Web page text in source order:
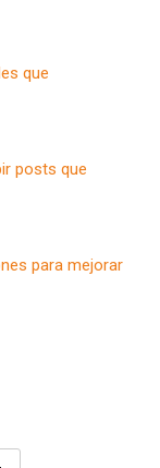
que
posts que
para mejorar